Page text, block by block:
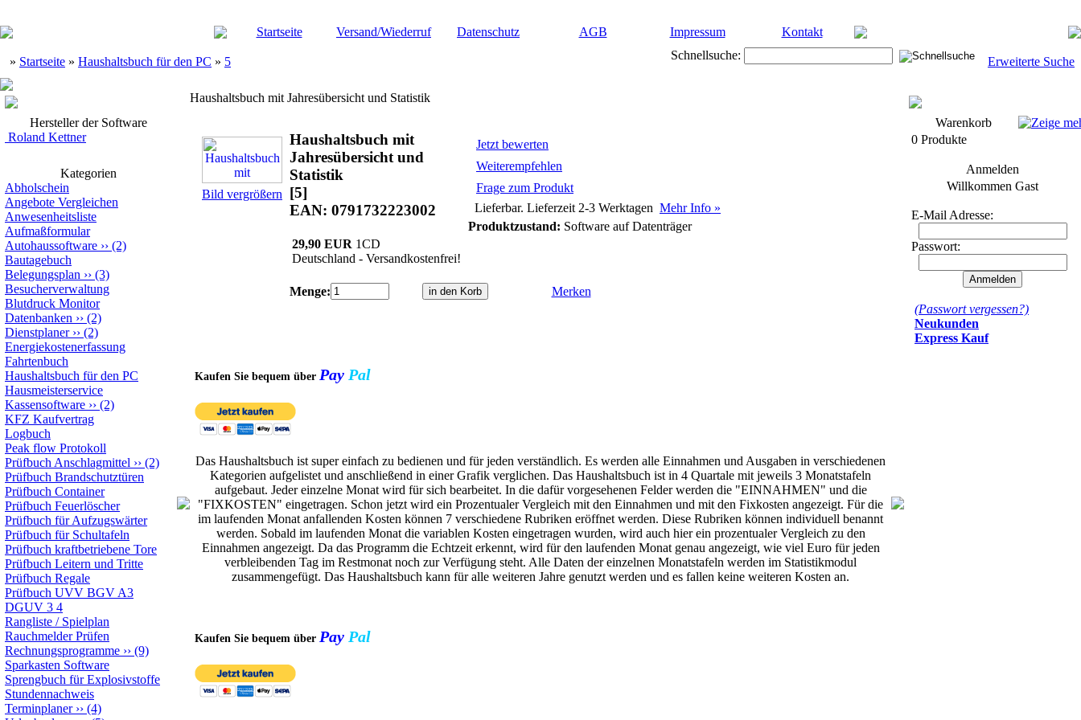
Startseite Versand/Wiederruf Datenschutz AGB Impressum Kontakt
» Startseite » Haushaltsbuch für den PC » 5 Schnellsuche: Erweiterte Suche
Hersteller der Software
Roland Kettner
Kategorien
Abholschein
Angebote Vergleichen
Anwesenheitsliste
Aufmaßformular
Autohaussoftware ›› (2)
Bautagebuch
Belegungsplan ›› (3)
Besucherverwaltung
Blutdruck Monitor
Datenbanken ›› (2)
Dienstplaner›› (2)
Energiekostenerfassung
Fahrtenbuch
Haushaltsbuch für den PC
Hausmeisterservice
Kassensoftware ›› (2)
KFZ Kaufvertrag
Logbuch
Peak flow Protokoll
Prüfbuch Anschlagmittel ›› (2)
Prüfbuch Brandschutztüren
Prüfbuch Container
Prüfbuch Feuerlöscher
Prüfbuch für Aufzugswärter
Prüfbuch für Schultafeln
Prüfbuch kraftbetriebene Tore
Prüfbuch Leitern und Tritte
Prüfbuch Regale
Prüfbuch UVV BGV A3
DGUV 3 4
Rangliste / Spielplan
Rauchmelder Prüfen
Rechnungsprogramme ›› (9)
Sparkasten Software
Sprengbuch für Explosivstoffe
Stundennachweis
Terminplaner›› (4)
Haushaltsbuch mit Jahresübersicht und Statistik
Bild vergrößern
Haushaltsbuch mit
Jahresübersicht und
Statistik
[5]
EAN: 0791732223002
Jetzt bewerten
Weiterempfehlen
Frage zum Produkt
Lieferbar. Lieferzeit 2-3 Werktagen Mehr Info »
Produktzustand: Software auf Datenträger
29,90 EUR 1CD
Deutschland - Versandkostenfrei!
Menge: Merken
Kaufen Sie bequem über Pay Pal
Das Haushaltsbuch ist super einfach zu bedienen und für jeden verständlich. Es werden alle Einnahmen und Ausgaben in verschiedenen
Kategorien aufgelistet und anschließend in einer Grafik verglichen. Das Haushaltsbuch ist in 4 Quartale mit jeweils 3 Monatstafeln
aufgebaut. Jeder einzelne Monat wird für sich bearbeitet. In die dafür vorgesehenen Felder werden die "EINNAHMEN" und die
"FIXKOSTEN" eingetragen. Schon jetzt wird ein Prozentualer Vergleich mit den Einnahmen und mit den Fixkosten angezeigt. Für die
im laufenden Monat anfallenden Kosten können 7 verschiedene Rubriken eröffnet werden. Diese Rubriken können individuell benannt
werden. Sobald im laufenden Monat die variablen Kosten eingetragen wurden, wird auch hier ein prozentualer Vergleich zu den
Einnahmen angezeigt. Da das Programm die Echtzeit erkennt, wird für den laufenden Monat genau angezeigt, wie viel Euro für jeden
verbleibenden Tag im Restmonat noch zur Verfügung steht. Alle Daten der einzelnen Monatstafeln werden im Statistikmodul
zusammengefügt. Das Haushaltsbuch kann für alle weiteren Jahre genutzt werden und es fallen keine weiteren Kosten an.
Kaufen Sie bequem über Pay Pal
Warenkorb
0 Produkte
Anmelden
Willkommen Gast
E-Mail Adresse:
Passwort:
(Passwort vergessen?)
Neukunden
Express Kauf